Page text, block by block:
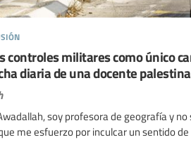
controles militares como único
diaria de una docente palestina
soy profesora de geografía y
me esfuerzo por inculcar un sentido